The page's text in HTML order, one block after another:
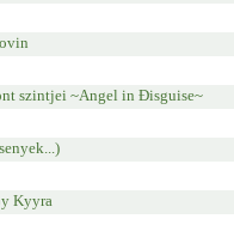
szintjei ~Angel in Đisguise~
Kyyra